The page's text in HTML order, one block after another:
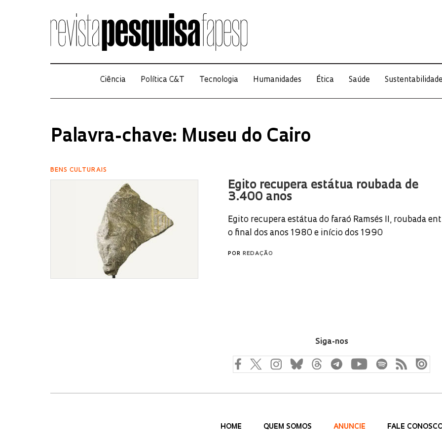
Ciência Política C&T Tecnologia Humanidades Ética Saúde
Palavra-chave: Museu do Cairo
BENS CULTURAIS
Egito recupera estátua roubada de
3.400 anos
Egito recupera estátua do faraó Ramsés II, roubada
o final dos anos 1980 e início dos 1990
POR REDAÇÃO
Siga-nos
HOME QUEM SOMOS ANUNCIE FALE